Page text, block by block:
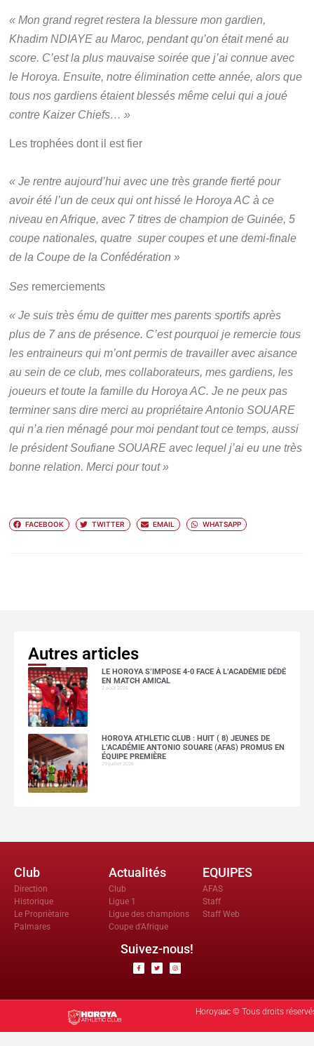
« Mon grand regret restera la blessure mon gardien,
Khadim NDIAYE au Maroc, pendant qu’on était mené au
score. C’est la plus mauvaise soirée que j’ai connue avec
le Horoya. Ensuite, notre élimination cette année, alors que
tous nos gardiens étaient blessés même celui qui a joué
contre Kaizer Chiefs… »
Les trophées dont il est fier
« Je rentre aujourd’hui avec une très grande fierté pour
avoir été l’un de ceux qui ont hissé le Horoya AC à ce
niveau en Afrique, avec 7 titres de champion de Guinée, 5
coupe nationales, quatre super coupes et une demi-finale
de la Coupe de la Confédération »
Ses remerciements
« Je suis très ému de quitter mes parents sportifs après
plus de 7 ans de présence. C’est pourquoi je remercie tous
les entraineurs qui m’ont permis de travailler avec aisance
au sein de ce club, mes collaborateurs, mes gardiens, les
joueurs et toute la famille du Horoya AC. Je ne peux pas
terminer sans dire merci au propriétaire Antonio SOUARE
qui n’a rien ménagé pour moi pendant tout ce temps, aussi
le président Soufiane SOUARE avec lequel j’ai eu une très
bonne relation. Merci pour tout »
FACEBOOK TWITTER EMAIL WHATSAPP
Autres articles
LE HOROYA S’IMPOSE 4-0 FACE À L’ACADÉMIE DÉDÉ
EN MATCH AMICAL
2 août 2026
HOROYA ATHLETIC CLUB : HUIT ( 8) JEUNES DE
L’ACADÉMIE ANTONIO SOUARE (AFAS) PROMUS EN
ÉQUIPE PREMIÈRE
29 juillet 2026
Club
Direction
Historique
Le Propriètaire
Palmares
Actualités
Club
Ligue 1
Ligue des champions
Coupe d'Afrique
EQUIPES
AFAS
Staff
Staff Web
Suivez-nous!
Horoyaac © Tous droits